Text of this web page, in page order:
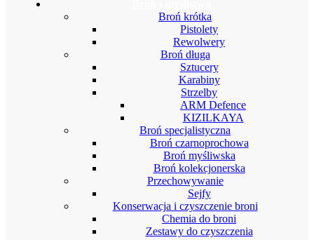
Broń krótka
Pistolety
Rewolwery
Broń długa
Sztucery
Karabiny
Strzelby
ARM Defence
KIZILKAYA
Broń specjalistyczna
Broń czarnoprochowa
Broń myśliwska
Broń kolekcjonerska
Przechowywanie
Sejfy
Konserwacja i czyszczenie broni
Chemia do broni
Zestawy do czyszczenia